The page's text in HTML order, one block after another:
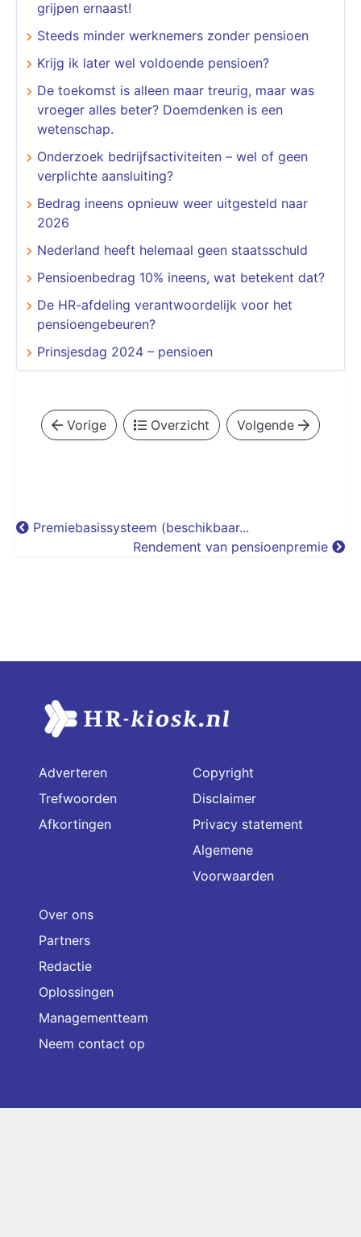
grijpen ernaast!
Steeds minder werknemers zonder pensioen
Krijg ik later wel voldoende pensioen?
De toekomst is alleen maar treurig, maar was
vroeger alles beter? Doemdenken is een
wetenschap.
Onderzoek bedrijfsactiviteiten – wel of geen
verplichte aansluiting?
Bedrag ineens opnieuw weer uitgesteld naar
2026
Nederland heeft helemaal geen staatsschuld
Pensioenbedrag 10% ineens, wat betekent dat?
De HR-afdeling verantwoordelijk voor het
pensioengebeuren?
Prinsjesdag 2024 – pensioen
Vorige Overzicht Volgende
Premiebasissysteem (beschikbaar...
Rendement van pensioenpremie
Adverteren
Trefwoorden
Afkortingen
Copyright
Disclaimer
Privacy statement
Algemene
Voorwaarden
Over ons
Partners
Redactie
Oplossingen
Managementteam
Neem contact op